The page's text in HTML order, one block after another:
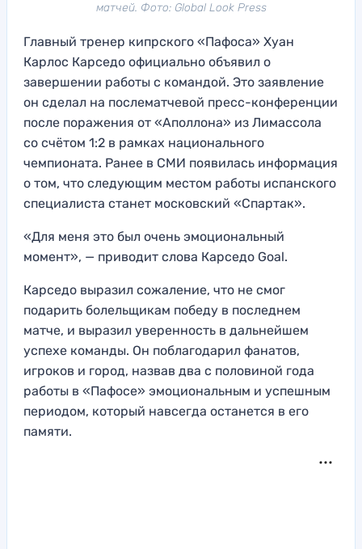
матчей. Фото: Global Look Press
Главный тренер кипрского «Пафоса» Хуан
Карлос Карседо официально объявил о
завершении работы с командой. Это заявление
он сделал на послематчевой пресс-конференции
после поражения от «Аполлона» из Лимассола
со счётом 1:2 в рамках национального
чемпионата. Ранее в СМИ появилась информация
о том, что следующим местом работы испанского
специалиста станет московский «Спартак».
«Для меня это был очень эмоциональный
момент», — приводит слова Карседо Goal.
Карседо выразил сожаление, что не смог
подарить болельщикам победу в последнем
матче, и выразил уверенность в дальнейшем
успехе команды. Он поблагодарил фанатов,
игроков и город, назвав два с половиной года
работы в «Пафосе» эмоциональным и успешным
периодом, который навсегда останется в его
памяти.